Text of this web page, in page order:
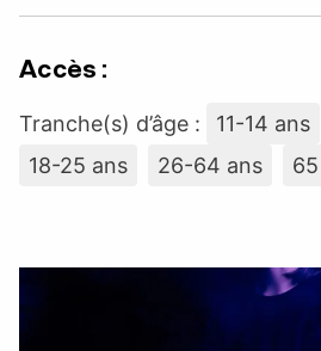
Accès :
Tranche(s) d’âge : 11-14 ans
18-25 ans
26-64 ans